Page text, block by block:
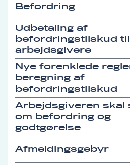
Befordring
Udbetaling af
befordringstilskud til
arbejdsgivere
Nye forenklede
beregning af
befordringstilskud
Arbejdsgiveren skal
om befordring og
godtgørelse
Afmeldingsgebyr